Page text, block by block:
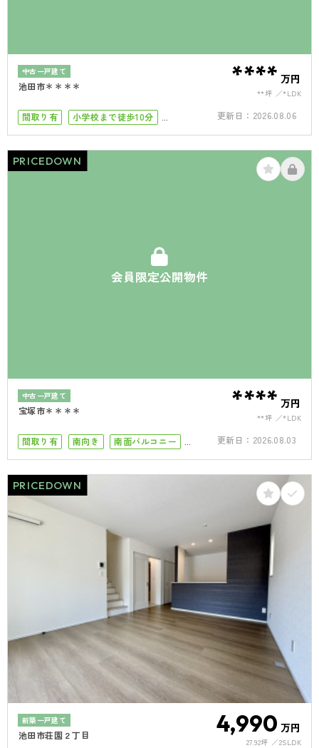
中古一戸建て
池田市＊＊＊＊ **** 万円
**坪 *LDK
間取り有
小学校まで徒歩10分
更新日： 2026.08.06
会員限定公開物件
PRICEDOWN
中古一戸建て
宝塚市＊＊＊＊ **** 万円
**坪 *LDK
間取り有 南向き
南面バルコニー
更新日： 2026.08.03
PRICEDOWN
新築一戸建て
池田市荘園２丁目 4,990 万円
27.92坪 2SLDK